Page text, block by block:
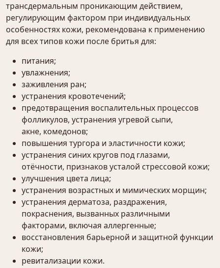
трансдермальным проникающим действием,
регулирующим фактором при индивидуальных
особенностях кожи, рекомендована к применению
для всех типов кожи после бритья для:
питания;
увлажнения;
заживления ран;
устранения кровотечений;
предотвращения воспалительных процессов
фолликулов, устранения угревой сыпи,
акне, комедонов;
повышения тургора и эластичности кожи;
устранения синих кругов под глазами,
отёчности, признаков усталой стрессовой кожи;
улучшения цвета лица;
устранения возрастных и мимических морщин;
устранения дерматоза, раздражения,
покраснения, вызванных различными
факторами, включая аллергенные;
восстановления барьерной и защитной функции
кожи;
ревитализации кожи.